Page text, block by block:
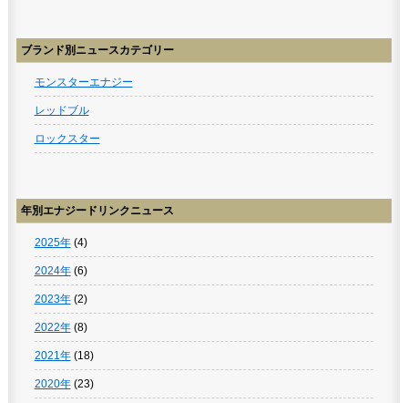
ブランド別ニュースカテゴリー
モンスターエナジー
レッドブル
ロックスター
年別エナジードリンクニュース
2025年(4)
2024年(6)
2023年(2)
2022年(8)
2021年(18)
2020年(23)